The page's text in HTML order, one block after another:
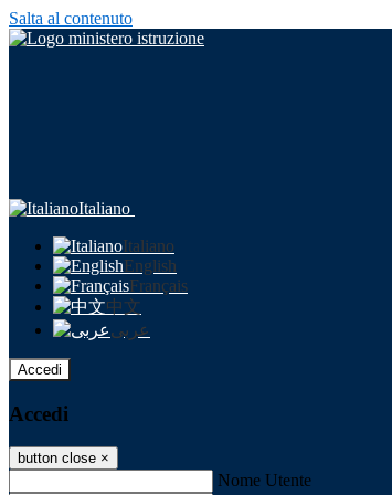
Salta al contenuto
Italiano
Italiano
English
Français
中文
عربى
Accedi
Accedi
button close ×
Nome Utente